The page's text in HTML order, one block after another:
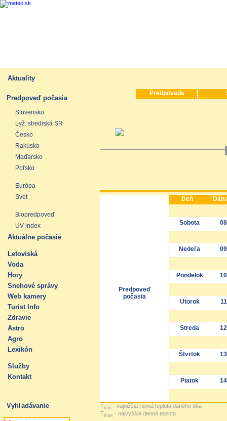
Aktuality
Predpoveď počasia
Slovensko
Lyž. strediská SR
Česko
Rakúsko
Maďarsko
Poľsko
Európa
Svet
Biopredpoveď
UV index
Aktuálne počasie
Letoviská
Voda
Hory
Snehové správy
Web kamery
Turist Info
Zdravie
Astro
Agro
Lexikón
Služby
Kontakt
Vyhľadávanie
Predpovede
Predpoveď
počasia
Deň
Sobota
Nedeľa
Pondelok
Utorok
Streda
Štvrtok
Piatok
Tmin - najnižšia ranná teplota daného dňa
Tmax - najvyššia denná teplota